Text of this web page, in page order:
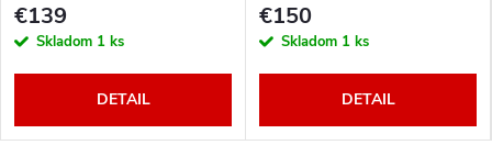
€139
Skladom 1 ks
DETAIL
€150
Skladom 1 ks
DETAIL